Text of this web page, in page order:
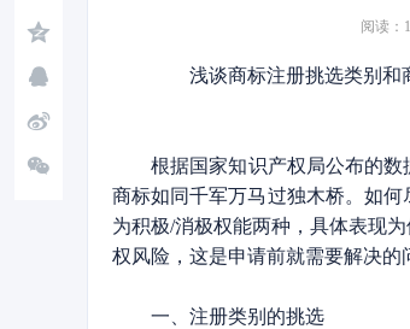
阅读：
浅谈商标注册挑选类别和
根据国家知识产权局公布的数据
商标如同千军万马过独木桥。如
为积极/消极权能两种，具体表现
权风险，这是申请前就需要解决的
一、注册类别的挑选